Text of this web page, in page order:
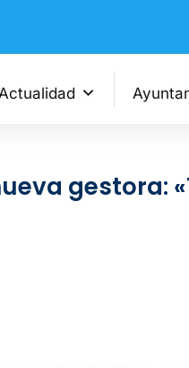
gestora: